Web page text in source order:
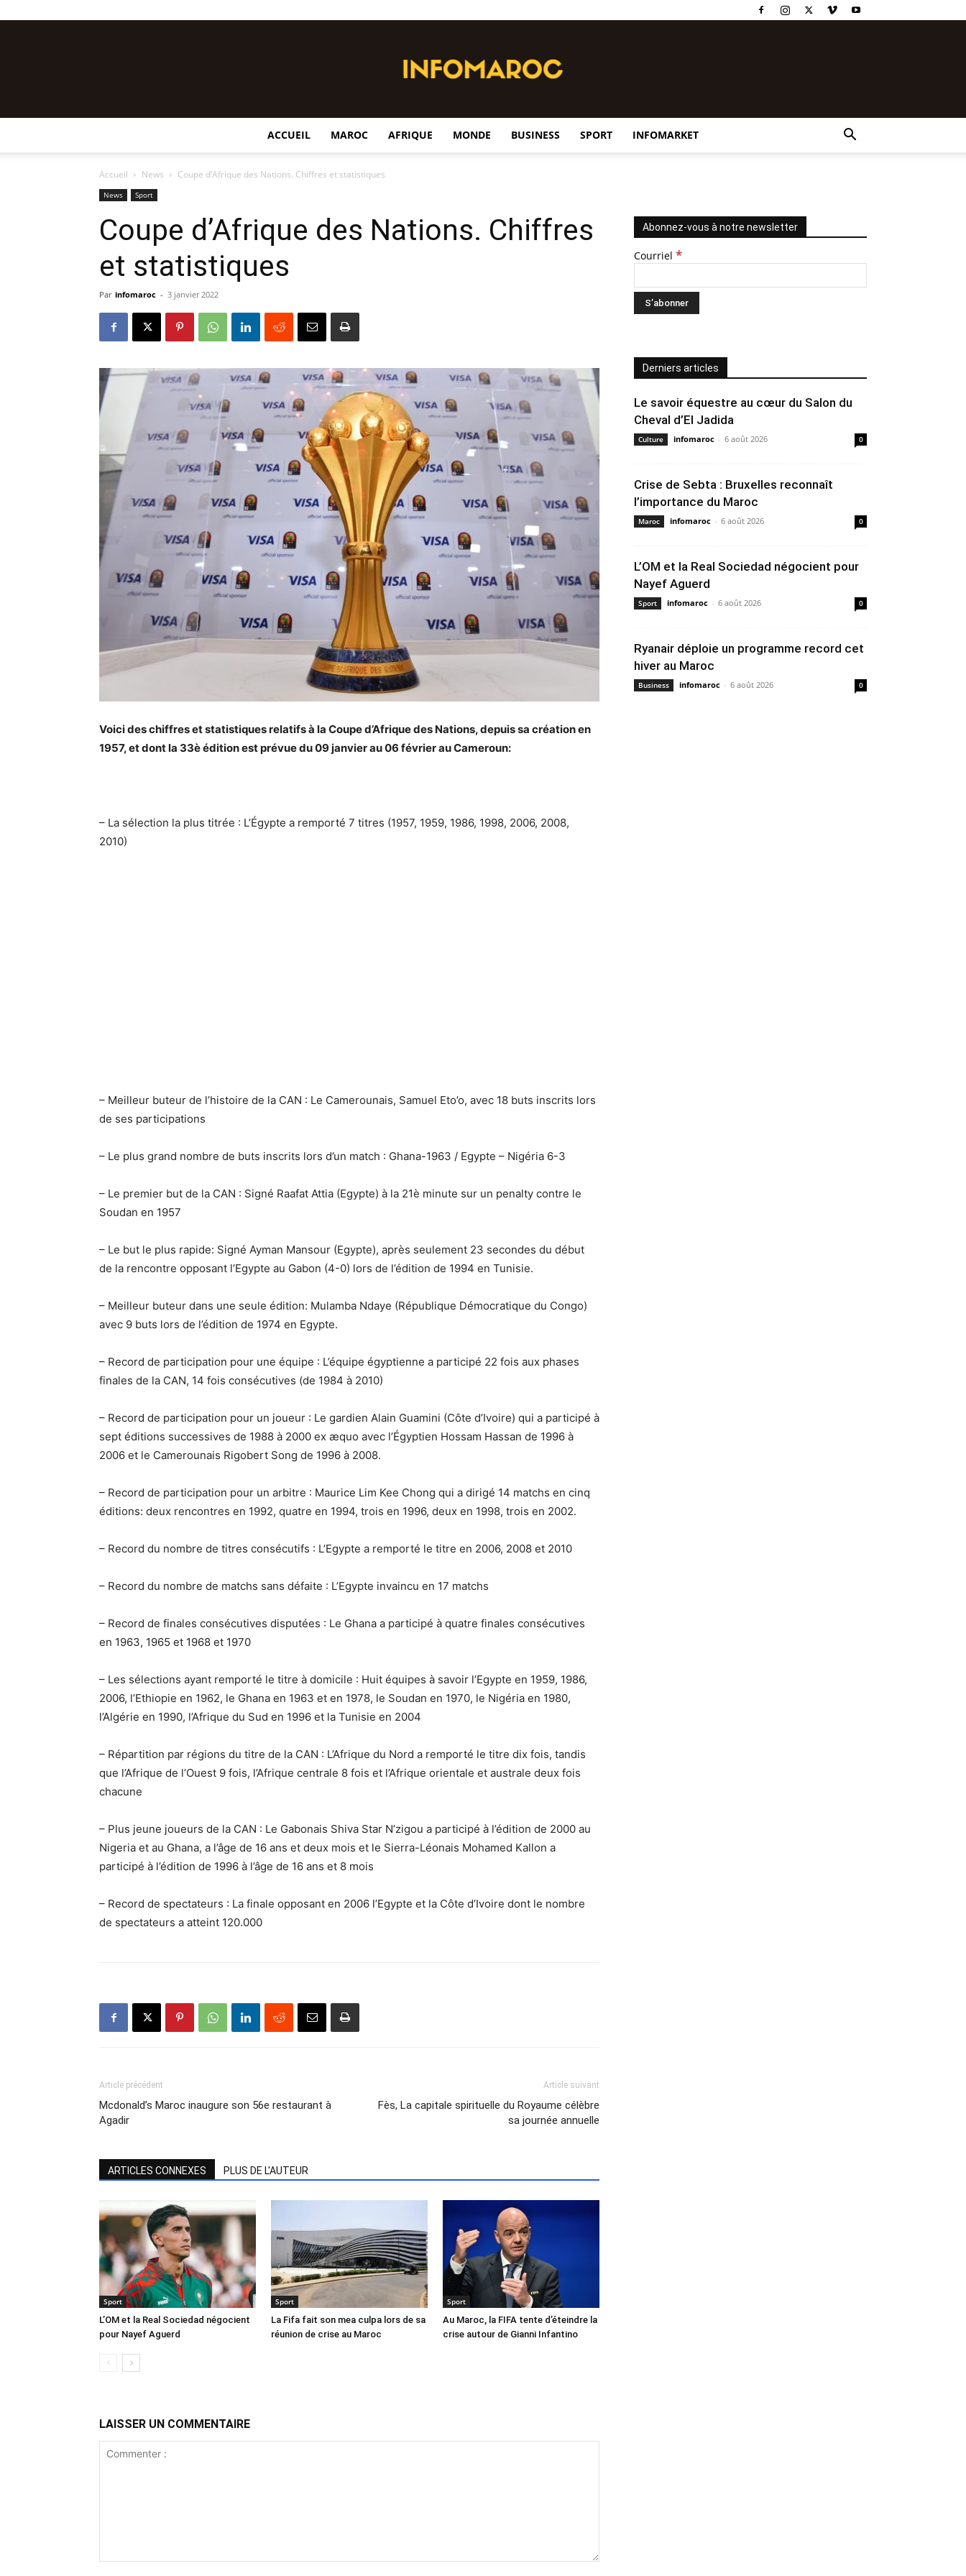
ACCUEIL MAROC AFRIQUE MONDE BUSINESS SPORT INFOMARKET
Accueil News Coupe d’Afrique des Nations. Chiffres et statistiques
News Sport
Coupe d’Afrique des Nations. Chiffres
et statistiques
Par infomaroc - 3 janvier 2022
Voici des chiffres et statistiques relatifs à la Coupe d’Afrique des Nations, depuis sa création en
1957, et dont la 33è édition est prévue du 09 janvier au 06 février au Cameroun:
– La sélection la plus titrée : L’Égypte a remporté 7 titres (1957, 1959, 1986, 1998, 2006, 2008,
2010)
– Meilleur buteur de l’histoire de la CAN : Le Camerounais, Samuel Eto’o, avec 18 buts inscrits lors
de ses participations
– Le plus grand nombre de buts inscrits lors d’un match : Ghana-1963 / Egypte – Nigéria 6-3
– Le premier but de la CAN : Signé Raafat Attia (Egypte) à la 21è minute sur un penalty contre le
Soudan en 1957
– Le but le plus rapide: Signé Ayman Mansour (Egypte), après seulement 23 secondes du début
de la rencontre opposant l’Egypte au Gabon (4-0) lors de l’édition de 1994 en Tunisie.
– Meilleur buteur dans une seule édition: Mulamba Ndaye (République Démocratique du Congo)
avec 9 buts lors de l’édition de 1974 en Egypte.
– Record de participation pour une équipe : L’équipe égyptienne a participé 22 fois aux phases
finales de la CAN, 14 fois consécutives (de 1984 à 2010)
– Record de participation pour un joueur : Le gardien Alain Guamini (Côte d’Ivoire) qui a participé à
sept éditions successives de 1988 à 2000 ex æquo avec l’Égyptien Hossam Hassan de 1996 à
2006 et le Camerounais Rigobert Song de 1996 à 2008.
– Record de participation pour un arbitre : Maurice Lim Kee Chong qui a dirigé 14 matchs en cinq
éditions: deux rencontres en 1992, quatre en 1994, trois en 1996, deux en 1998, trois en 2002.
– Record du nombre de titres consécutifs : L’Egypte a remporté le titre en 2006, 2008 et 2010
– Record du nombre de matchs sans défaite : L’Egypte invaincu en 17 matchs
– Record de finales consécutives disputées : Le Ghana a participé à quatre finales consécutives
en 1963, 1965 et 1968 et 1970
– Les sélections ayant remporté le titre à domicile : Huit équipes à savoir l’Egypte en 1959, 1986,
2006, l’Ethiopie en 1962, le Ghana en 1963 et en 1978, le Soudan en 1970, le Nigéria en 1980,
l’Algérie en 1990, l’Afrique du Sud en 1996 et la Tunisie en 2004
– Répartition par régions du titre de la CAN : L’Afrique du Nord a remporté le titre dix fois, tandis
que l’Afrique de l’Ouest 9 fois, l’Afrique centrale 8 fois et l’Afrique orientale et australe deux fois
chacune
– Plus jeune joueurs de la CAN : Le Gabonais Shiva Star N’zigou a participé à l’édition de 2000 au
Nigeria et au Ghana, a l’âge de 16 ans et deux mois et le Sierra-Léonais Mohamed Kallon a
participé à l’édition de 1996 à l’âge de 16 ans et 8 mois
– Record de spectateurs : La finale opposant en 2006 l’Egypte et la Côte d’Ivoire dont le nombre
de spectateurs a atteint 120.000
Article précédent
Mcdonald’s Maroc inaugure son 56e restaurant à
Agadir
Article suivant
Fès, La capitale spirituelle du Royaume célèbre
sa journée annuelle
ARTICLES CONNEXES PLUS DE L'AUTEUR
Sport
L’OM et la Real Sociedad négocient
pour Nayef Aguerd
Sport
La Fifa fait son mea culpa lors de sa
réunion de crise au Maroc
Sport
Au Maroc, la FIFA tente d’éteindre la
crise autour de Gianni Infantino
LAISSER UN COMMENTAIRE
Abonnez-vous à notre newsletter
Courriel *
Derniers articles
Le savoir équestre au cœur du Salon du
Cheval d’El Jadida
Culture infomaroc - 6 août 2026 0
Crise de Sebta : Bruxelles reconnaît
l’importance du Maroc
Maroc infomaroc - 6 août 2026 0
L’OM et la Real Sociedad négocient pour
Nayef Aguerd
Sport infomaroc - 6 août 2026 0
Ryanair déploie un programme record cet
hiver au Maroc
Business infomaroc - 6 août 2026 0